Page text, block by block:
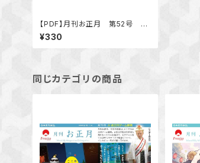
【PDF】月刊お正月 第52号 特
集 復興願「復興への願いを込め
て 能登半島地震」
¥330
同じカテゴリの商品